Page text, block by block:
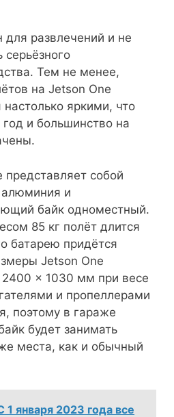
развлечений и не
серьёзного
Тем не менее,
на Jetson One
яркими, что
и большинство на
представляет собой
алюминия и
байк одноместный.
85 кг полёт длится
батарею придётся
Jetson One
× 1030 мм при весе
и пропеллерами
поэтому в гараже
будет занимать
места, как и обычный
1 января 2023 года все